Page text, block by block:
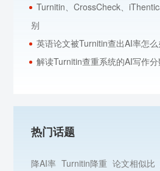
Turnitin、CrossCheck、
别
英语论文被Turnitin查出AI率怎么
解读Turnitin查重系统的AI写作分
热门话题
降AI率 Turnitin降重 论文相似比